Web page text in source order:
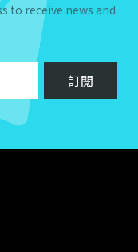
to receive news and